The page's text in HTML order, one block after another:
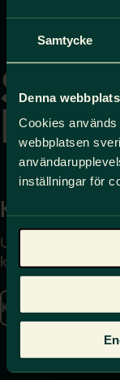
Samtycke
Denna
Cookies
webbplatsen
inställningar för
startsidan
Kontakta
Uppgifter om hur
kontaktar oss
Kontakta oss